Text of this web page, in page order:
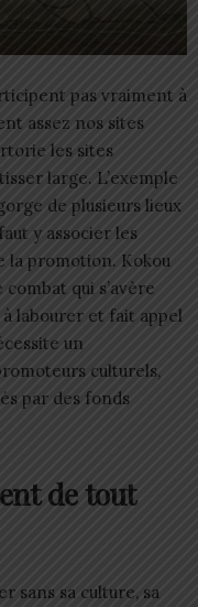
pas vraiment à
assez nos sites
les sites
large. L’exemple
de plusieurs lieux
y associer les
la promotion. Kokou
qui s’avère
à labourer et fait appel
un
culturels,
par des fonds
de tout
sans sa culture, sa